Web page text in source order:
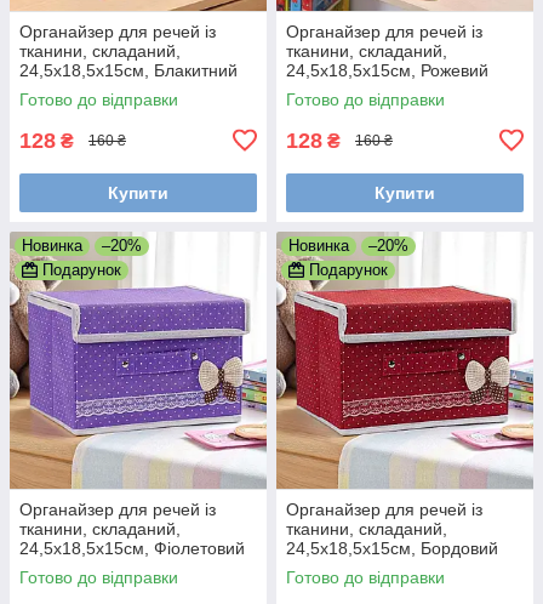
Органайзер для речей із
тканини, складаний,
24,5x18,5x15см, Блакитний
(Короб для зберігання з
кришкою)
Готово до відправки
128 ₴ 160 ₴
Купити
Органайзер для речей із
тканини, складаний,
24,5x18,5x15см, Рожевий
(Короб для зберігання з
кришкою)
Готово до відправки
128 ₴ 160 ₴
Купити
Новинка
–20%
Подарунок
Органайзер для речей із
тканини, складаний,
24,5x18,5x15см, Фіолетовий
(Короб для зберігання з
кришкою)
Готово до відправки
Новинка
–20%
Подарунок
Органайзер для речей із
тканини, складаний,
24,5x18,5x15см, Бордовий
(Короб для зберігання з
кришкою)
Готово до відправки